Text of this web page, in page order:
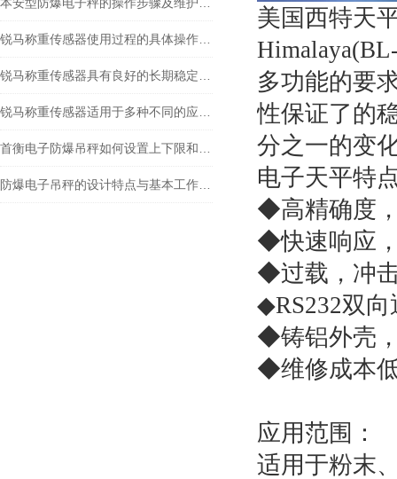
美国西特天
多功能的要
性保证了的
分之一的变
电子天平特
◆高精确度
◆快速响应
◆过载，冲
◆RS232双向
◆铸铝外壳
◆维修成本
应用范围：
适用于粉末